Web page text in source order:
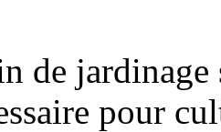
de
pour